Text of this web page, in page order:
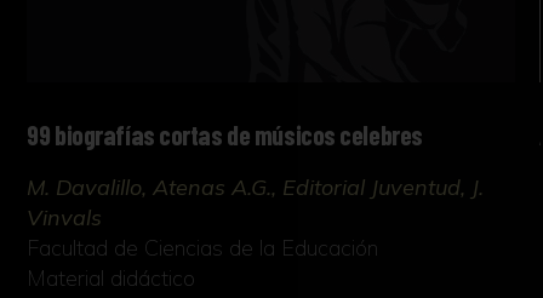
99 biografías cortas de músicos celebres
M. Davalillo, Atenas A.G., Editorial Juventud, J.
Vinvals
Facultad de Ciencias de la Educación
Material didáctico